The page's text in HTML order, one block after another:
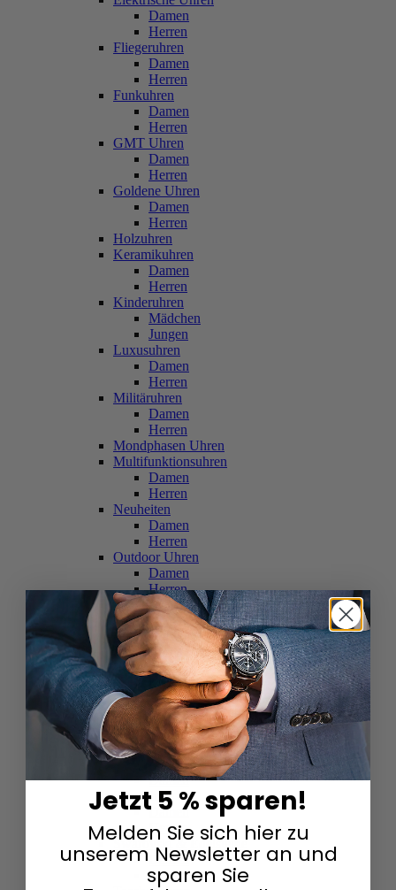
Damen
Herren
Fliegeruhren
Damen
Herren
Funkuhren
Damen
Herren
GMT Uhren
Damen
Herren
Goldene Uhren
Damen
Herren
Holzuhren
Keramikuhren
Damen
Herren
Kinderuhren
Mädchen
Jungen
Luxusuhren
Damen
Herren
Militäruhren
Damen
Herren
Mondphasen Uhren
Multifunktionsuhren
Damen
Herren
Neuheiten
Damen
Herren
Outdoor Uhren
Damen
Herren
Schweizer Uhren
Damen
Herren
Skelettuhren
Damen
Herren
Smartwatches
Damen
Herren
Solaruhren
Herren
Damen
Sportuhren
Damen
Herren
Swarovski & Edelsteine
Damen
Herren
Jetzt 5 % sparen!
Melden Sie sich hier zu
unserem Newsletter an und
sparen Sie